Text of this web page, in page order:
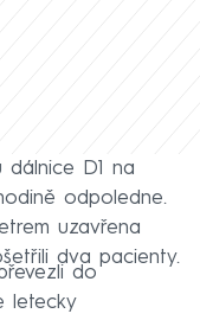
dálnice D1 na
odpoledne.
uzavřena
dva pacienty.
do
letecky